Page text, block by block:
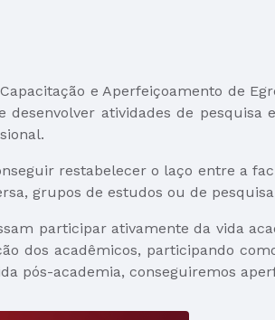
Capacitação e Aperfeiçoamento de
desenvolver atividades de
restabelecer o laço entre a
grupos de estudos ou de
participar ativamente da vida
dos acadêmicos, participando
pós-academia, conseguiremos